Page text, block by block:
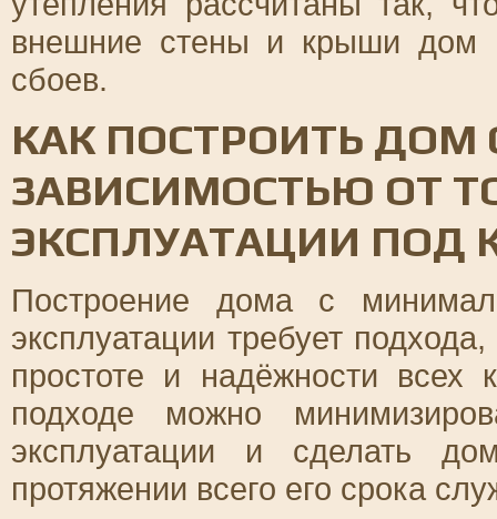
внешние стены и крыши дом
сбоев.
КАК ПОСТРОИТЬ
ЗАВИСИМОСТЬЮ ОТ
ЭКСПЛУАТАЦИИ ПОД
Построение дома с
эксплуатации требует
простоте и надёжности всех
подходе можно
эксплуатации и сделать
протяжении всего его срока